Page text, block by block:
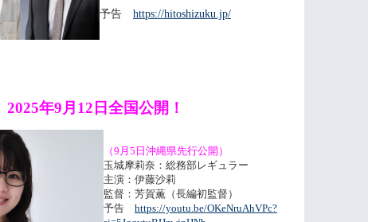
予告 https://hitoshizuku.jp/
2025年9月12日全国公開！
（9月5日沖縄県先行公開）
玉城摩莉奈：総務部レギュラー
主演：伊藤沙莉
監督：芳賀薫（長編初監督）
予告 https://youtu.be/OKeNruAhVPc?